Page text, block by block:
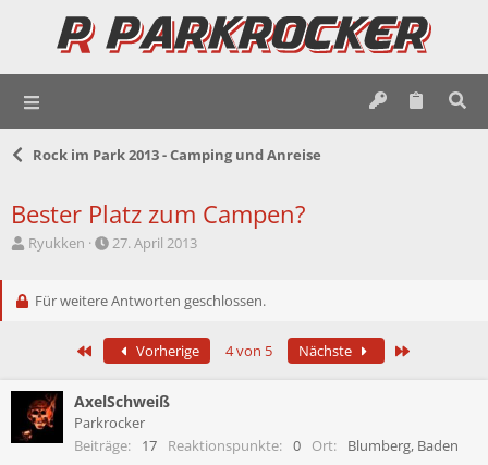
Rock im Park 2013 - Camping und Anreise
Bester Platz zum Campen?
E
t
r
Ryukken
E
t
l
l
a
m
27. April 2013
Für weitere Antworten geschlossen.
Erste Vorherige 4 von 5 Nächste
AxelSchweiß
Parkrocker
Beiträge
17 Reaktionspunkte 0 Ort Blumberg, Baden